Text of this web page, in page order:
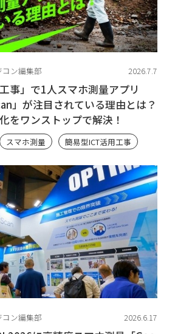
コン編集部 2026.7.7
事」で1人スマホ測量アプリ
」が注目されている理由とは？
をワンストップで解決！
スマホ測量 簡易型ICT活用工事
コン編集部 2026.6.17